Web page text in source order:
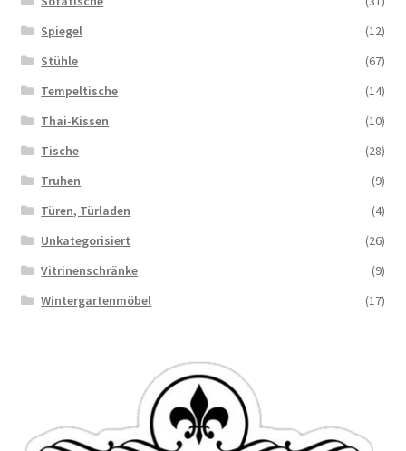
Spiegel
(12)
Stühle
(67)
Tempeltische
(14)
Thai-Kissen
(10)
Tische
(28)
Truhen
(9)
Türen, Türladen
(4)
Unkategorisiert
(26)
Vitrinenschränke
(9)
Wintergartenmöbel
(17)